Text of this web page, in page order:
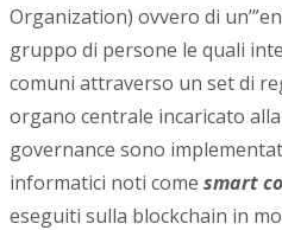
Organization) ovvero di
gruppo di persone le quali
comuni attraverso un set di
organo centrale incaricato
governance sono
informatici noti come smart
eseguiti sulla blockchain in